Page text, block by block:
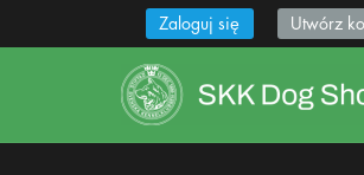
Zaloguj się Utwórz